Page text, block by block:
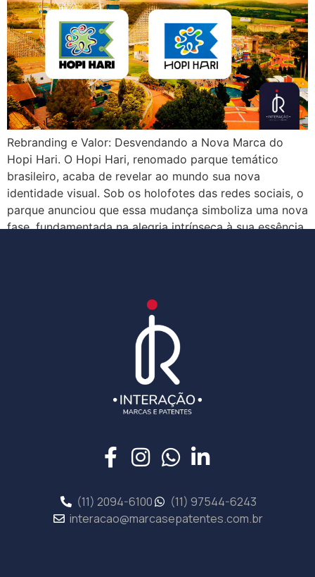
Rebranding e Valor: Desvendando a Nova Marca do
Hopi Hari. O Hopi Hari, renomado parque temático
brasileiro, acaba de revelar ao mundo sua nova
identidade visual. Sob os holofotes das redes sociais, o
parque anunciou que essa mudança simboliza uma nova
fase, fundamentada na alegria intrínseca à sua essência.
(11) 2094-6100
(11) 97544-6243
interacao@marcasepatentes.com.br